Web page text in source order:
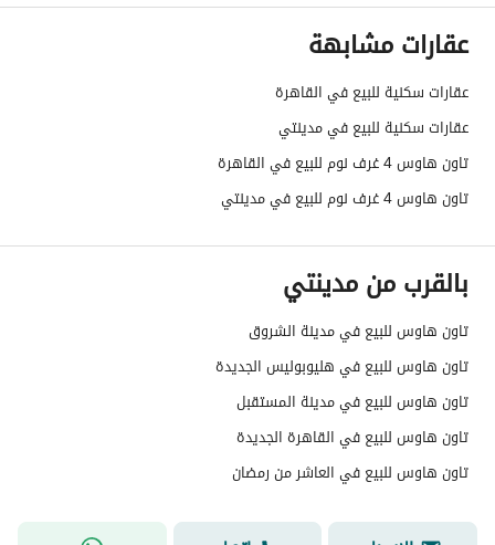
عقارات مشابهة
عقارات سكنية للبيع في القاهرة
عقارات سكنية للبيع في مدينتي
تاون هاوس 4 غرف نوم للبيع في القاهرة
تاون هاوس 4 غرف نوم للبيع في مدينتي
بالقرب من مدينتي
تاون هاوس للبيع في مدينة الشروق
تاون هاوس للبيع في هليوبوليس الجديدة
تاون هاوس للبيع في مدينة المستقبل
تاون هاوس للبيع في القاهرة الجديدة
تاون هاوس للبيع في العاشر من رمضان